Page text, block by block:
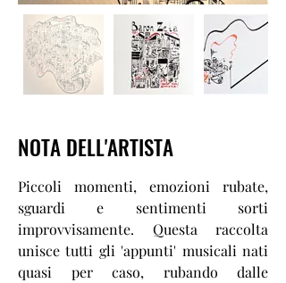
NOTA DELL'ARTISTA
Piccoli momenti, emozioni rubate,
sguardi e sentimenti sorti
improvvisamente. Questa raccolta
unisce tutti gli 'appunti' musicali nati
quasi per caso, rubando dalle